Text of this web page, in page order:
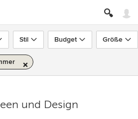
Stil Budget Größe
und Design